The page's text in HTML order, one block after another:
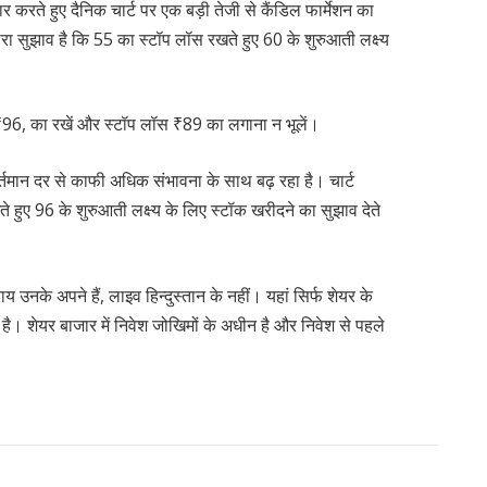
करते हुए दैनिक चार्ट पर एक बड़ी तेजी से कैंडिल फार्मेशन का
सुझाव है कि 55 का स्टॉप लॉस रखते हुए 60 के शुरुआती लक्ष्य
का रखें और स्टॉप लॉस ₹89 का लगाना न भूलें।
दर से काफी अधिक संभावना के साथ बढ़ रहा है। चार्ट
96 के शुरुआती लक्ष्य के लिए स्टॉक खरीदने का सुझाव देते
उनके अपने हैं, लाइव हिन्दुस्तान के नहीं। यहां सिर्फ शेयर के
है। शेयर बाजार में निवेश जोखिमों के अधीन है और निवेश से पहले